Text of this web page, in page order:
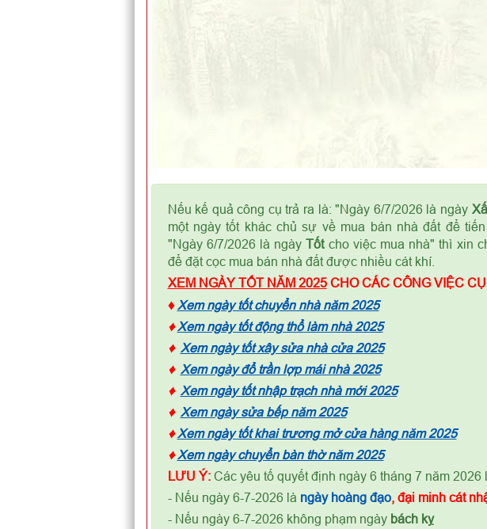
Nếu kế quả công cụ trả ra là: "Ngày 6/7/2026 là ngày
một ngày tốt khác chủ sự về mua bán nhà đất để
"Ngày 6/7/2026 là ngàyTốtcho việc mua nhà" thì xin
để đặt cọc mua bán nhà đất được nhiều cát khí.
XEM NGÀY TỐT NĂM 2025CHO CÁC CÔNG VIỆC
♦ Xem ngày tốt chuyển nhà năm 2025
♦ Xem ngày tốt động thổ làm nhà 2025
♦ Xem ngày tốt xây sửa nhà cửa 2025
♦ Xem ngày đổ trần lợp mái nhà 2025
♦ Xem ngày tốt nhập trạch nhà mới 2025
♦ Xem ngày sửa bếp năm 2025
♦ Xem ngày tốt khai trương mở cửa hàng năm 2025
♦ Xem ngày chuyển bàn thờ năm 2025
LƯU Ý:Các yêu tố quyết định ngày 6 tháng 7 năm 2026
- Nếu ngày 6-7-2026 là ngày hoàng đạo, đại minh cát
- Nếu ngày 6-7-2026 không phạm ngày bách kỵ